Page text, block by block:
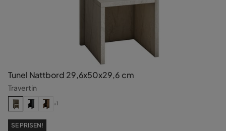
Tunel Nattbord 29,6x50x29,6 cm
Travertin
+1
SE PRISEN!